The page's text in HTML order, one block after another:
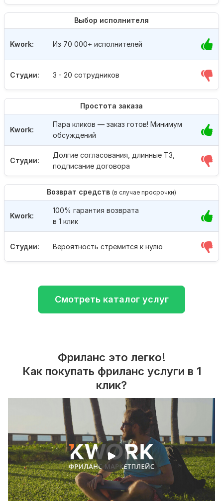
Выбор исполнителя
Студии: 3 - 20 сотрудников
Kwork: Из 70 000+ исполнителей
Простота заказа
Студии:
Долгие согласования, длинные ТЗ,
подписание договора
Kwork:
Пара кликов — заказ готов! Минимум
обсуждений
Возврат средств (в случае просрочки)
Студии: Вероятность стремится к нулю
Kwork:
100% гарантия возврата
в 1 клик
Смотреть каталог услуг
Фриланс это легко!
Как покупать фриланс услуги в 1
клик?